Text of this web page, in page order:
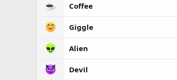
Coffee
Giggle
Alien
Devil